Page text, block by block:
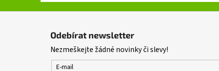
Odebírat newsletter
Nezmeškejte žádné novinky či slevy!
E-mail